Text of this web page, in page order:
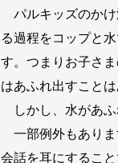
パルキッズのかけ
る過程をコップと
す。つまりお子さ
はあふれ出すこと
しかし、水があふ
一部例外もありま
会話を耳にするこ